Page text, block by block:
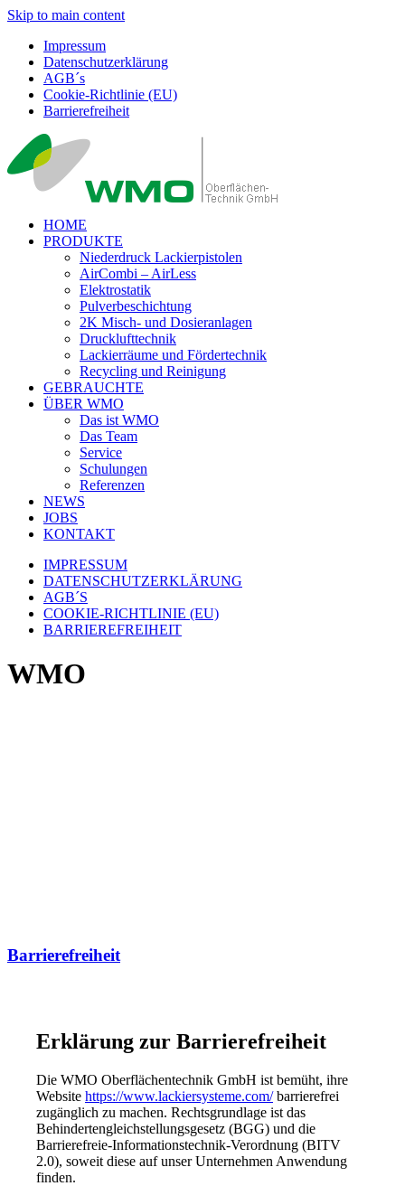
Skip to main content
Impressum
Datenschutzerklärung
AGB´s
Cookie-Richtlinie (EU)
Barrierefreiheit
HOME
PRODUKTE
Niederdruck Lackierpistolen
AirCombi – AirLess
Elektrostatik
Pulverbeschichtung
2K Misch- und Dosieranlagen
Drucklufttechnik
Lackierräume und Fördertechnik
Recycling und Reinigung
GEBRAUCHTE
ÜBER WMO
Das ist WMO
Das Team
Service
Schulungen
Referenzen
NEWS
JOBS
KONTAKT
IMPRESSUM
DATENSCHUTZERKLÄRUNG
AGB´S
COOKIE-RICHTLINIE (EU)
BARRIEREFREIHEIT
WMO
Barrierefreiheit
Erklärung zur Barrierefreiheit
Die WMO Oberflächentechnik GmbH ist bemüht, ihre
Website https://www.lackiersysteme.com/barrierefrei
zugänglich zu machen. Rechtsgrundlage ist das
Behindertengleichstellungsgesetz (BGG) und die
Barrierefreie-Informationstechnik-Verordnung (BITV
2.0), soweit diese auf unser Unternehmen Anwendung
finden.